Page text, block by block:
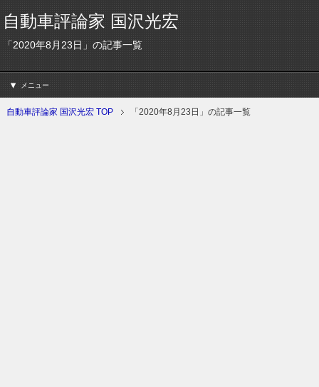
自動車評論家 国沢光宏
「2020年8月23日」の記事一覧
メニュー
自動車評論家 国沢光宏 TOP 「2020年8月23日」の記事一覧